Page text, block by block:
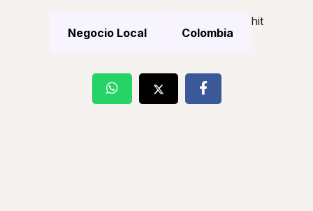
Negocio Local Colombia
hit